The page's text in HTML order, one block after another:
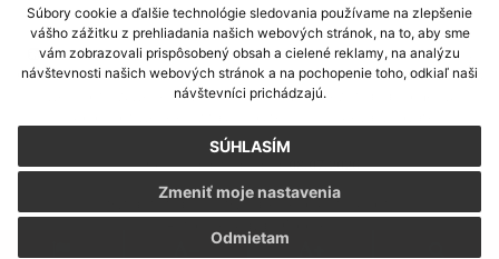
Súbory cookie a ďalšie technológie sledovania používame na zlepšenie
vášho zážitku z prehliadania našich webových stránok, na to, aby sme
vám zobrazovali prispôsobený obsah a cielené reklamy, na analýzu
návštevnosti našich webových stránok a na pochopenie toho, odkiaľ naši
návštevníci prichádzajú.
SÚHLASÍM
Odmietam
Zmeniť moje nastavenia
využite možnosť získavania aktuálnych informácií s využitím RSS
CMS systém (redakčný) systém ECHELON 2,Mapa stránok,web portál
webex.digital, s.r.o.,domény,registrácia domény
Posledná aktualizácia:08.07.2026
Vytlačiť stránku|Vyhlásenie o prístupnosti